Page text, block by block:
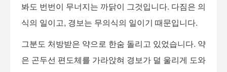
봐도 번번이 무너지는 까닭이 그것입니다. 다짐은 의
식의 일이고, 경보는 무의식의 일이기 때문입니다.
그분도 처방받은 약으로 한숨 돌리고 있었습니다. 약
은 곤두선 편도체를 가라앉혀 경보가 덜 울리게 도와